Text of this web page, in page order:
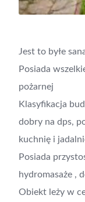
Jest to byłe
Posiada
pożarnej
Klasyfikacja
dobry na dps,
kuchnię i
Posiada
hydromasaże ,
Obiekt leży w